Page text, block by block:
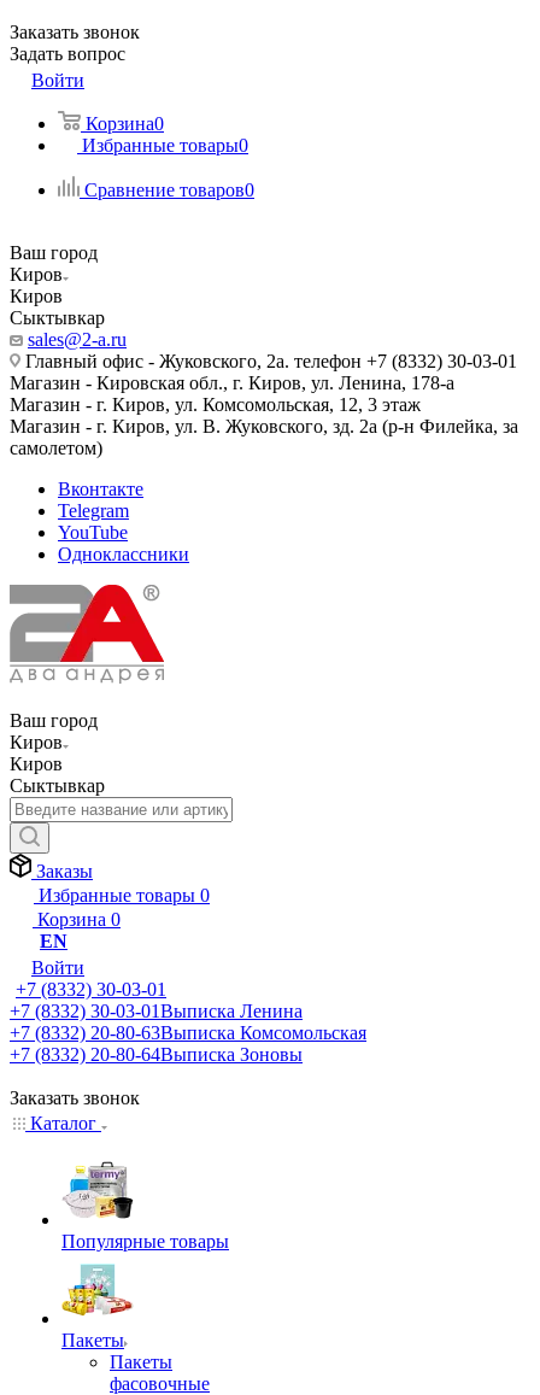
Заказать звонок
Задать вопрос
Войти
Корзина0
Избранные товары0
Сравнение товаров0
Ваш город
Киров
Киров
Сыктывкар
sales@2-a.ru
Главный офис - Жуковского, 2а. телефон +7 (8332) 30-03-01
Магазин - Кировская обл., г. Киров, ул. Ленина, 178-а
Магазин - г. Киров, ул. Комсомольская, 12, 3 этаж
Магазин - г. Киров, ул. В. Жуковского, зд. 2а (р-н Филейка, за
самолетом)
Вконтакте
Telegram
YouTube
Одноклассники
Ваш город
Киров
Киров
Сыктывкар
Заказы
Избранные товары 0
Корзина 0
EN
Войти
+7 (8332) 30-03-01
+7 (8332) 30-03-01Выписка Ленина
+7 (8332) 20-80-63Выписка Комсомольская
+7 (8332) 20-80-64Выписка Зоновы
Заказать звонок
Каталог
Популярные товары
Пакеты
Пакеты
фасовочные